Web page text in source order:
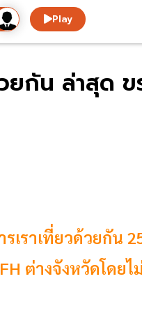
Play
วยกัน ล่าสุด
รเราเที่ยวด้วยกั
ต่างจังหวัดโด